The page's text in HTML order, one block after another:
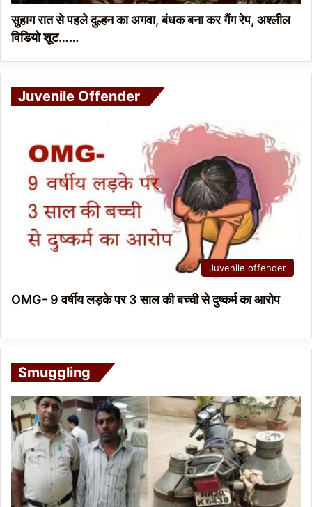
सुहाग रात से पहले दुल्हन का अगवा, बंधक बना कर गैंग रेप, अश्लील
विडियो शूट……
Juvenile Offender
Juvenile offender
OMG- 9 वर्षीय लड़के पर 3 साल की बच्ची से दुष्कर्म का आरोप
Smuggling